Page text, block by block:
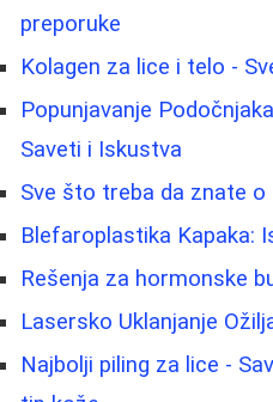
preporuke
Kolagen za lice i telo -
Popunjavanje
Saveti i Iskustva
Sve što treba da znate
Blefaroplastika Kapaka:
Rešenja za hormonske
Lasersko Uklanjanje
Najbolji piling za lice -